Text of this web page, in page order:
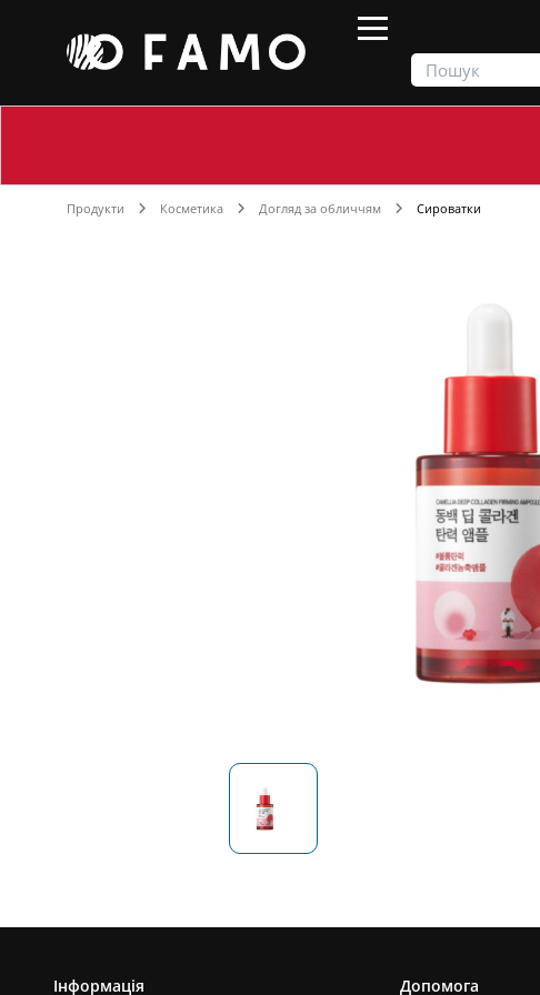
Продукти Косметика Догляд за обличчям Сироватки
Інформація Допомога